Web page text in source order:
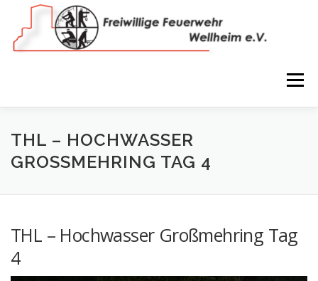
springen
Menü
NEWS VEREIN 150 JAHRE
COOKIE-RICHTLINIE (EU)
THL – HOCHWASSER
GROSSMEHRING TAG 4
THL – Hochwasser Großmehring Tag
4